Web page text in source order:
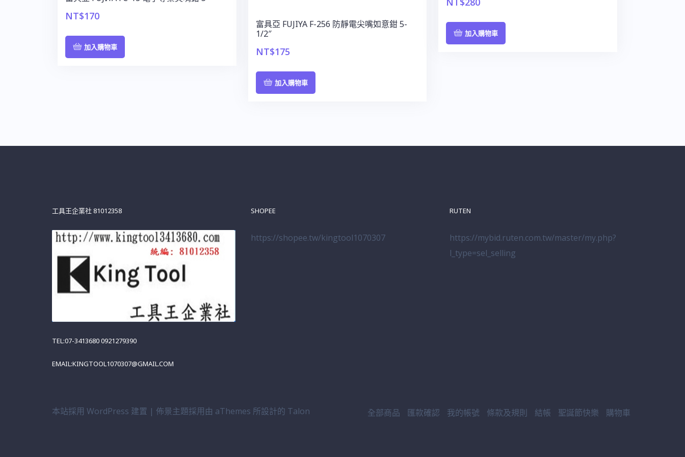
NT$170
加入購物車
富具亞 FUJIYA F-256 防靜電尖嘴如意鉗 5-
1/2″
NT$175
加入購物車
加入購物車
工具王企業社 81012358
TEL:07-3413680 0921279390
EMAIL:KINGTOOL1070307@GMAIL.COM
SHOPEE
https://shopee.tw/kingtool1070307
RUTEN
https://mybid.ruten.com.tw/master/my.php?
l_type=sel_selling
本站採用 WordPress 建置 | 佈景主題採用由 aThemes 所設計的 Talon 全部商品 匯款確認 我的帳號 條款及規則 結帳 聖誕節快樂 購物車